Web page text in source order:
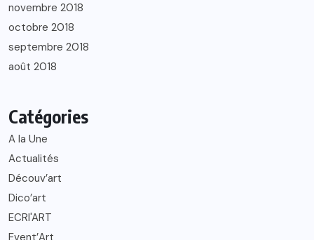
novembre 2018
octobre 2018
septembre 2018
août 2018
Catégories
A la Une
Actualités
Découv’art
Dico’art
ECRI'ART